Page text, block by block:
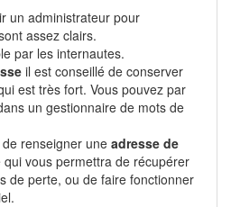
un administrateur pour
assez clairs.
par les internautes.
il est conseillé de conserver
est très fort. Vous pouvez par
un gestionnaire de mots de
renseigner une adresse de
qui vous permettra de récupérer
de perte, ou de faire fonctionner